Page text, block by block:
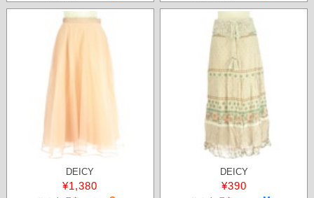
DEICY
¥1,380
DEICY
¥390